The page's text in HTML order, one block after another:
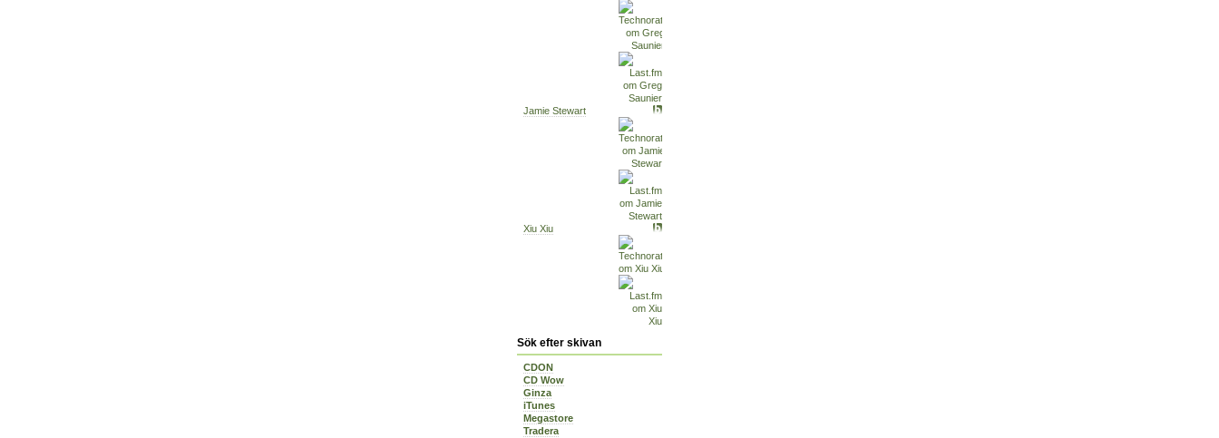
Jamie Stewart
Xiu Xiu
Sök efter skivan
CDON
CD Wow
Ginza
iTunes
Megastore
Tradera